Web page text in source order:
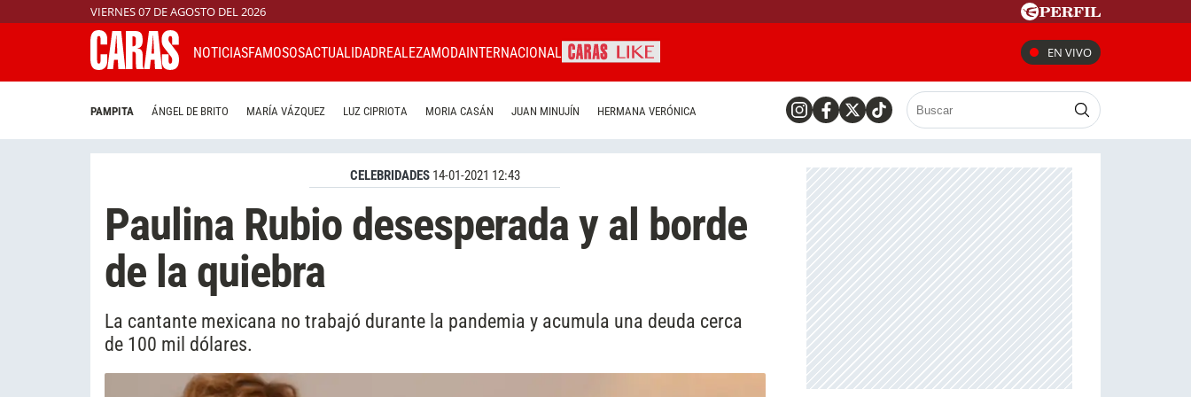
VIERNES 07 DE AGOSTO DEL 2026
NOTICIASFAMOSOSACTUALIDADREALEZAMODAINTERNACIONAL EN VIVO
PAMPITA ÁNGEL DE BRITO MARÍA VÁZQUEZ LUZ CIPRIOTA MORIA CASÁN JUAN MINUJÍN HERMANA VERÓNICA
CELEBRIDADES 14-01-2021 12:43
Paulina Rubio desesperada y al borde
de la quiebra
La cantante mexicana no trabajó durante la pandemia y acumula una deuda cerca
de 100 mil dólares.